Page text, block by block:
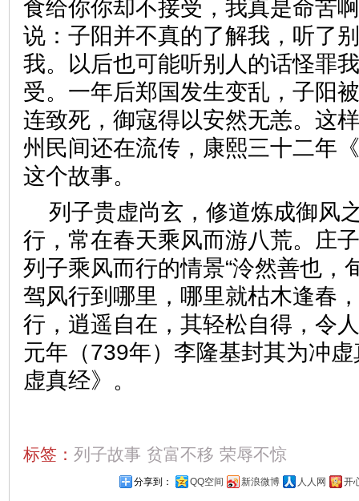
食给你你却不接受，我真是命苦
说：子阳并不真的了解我，听了
我。以后也可能听别人的话怪罪
受。一年后郑国发生变乱，子阳
连致死，御寇得以安然无恙。这
州民间还在流传，康熙三十二年
这个故事。
列子贵虚尚玄，修道炼成御风
行，常在春天乘风而游八荒。庄
列子乘风而行的情景“泠然善也，
驾风行到哪里，哪里就枯木逢春
行，逍遥自在，其轻松自得，令
元年（739年）李隆基封其为冲
虚真经》。
标签： 列子故事 贫富不移 荣辱不惊
分享到： QQ空间 新浪微博 人人网 开